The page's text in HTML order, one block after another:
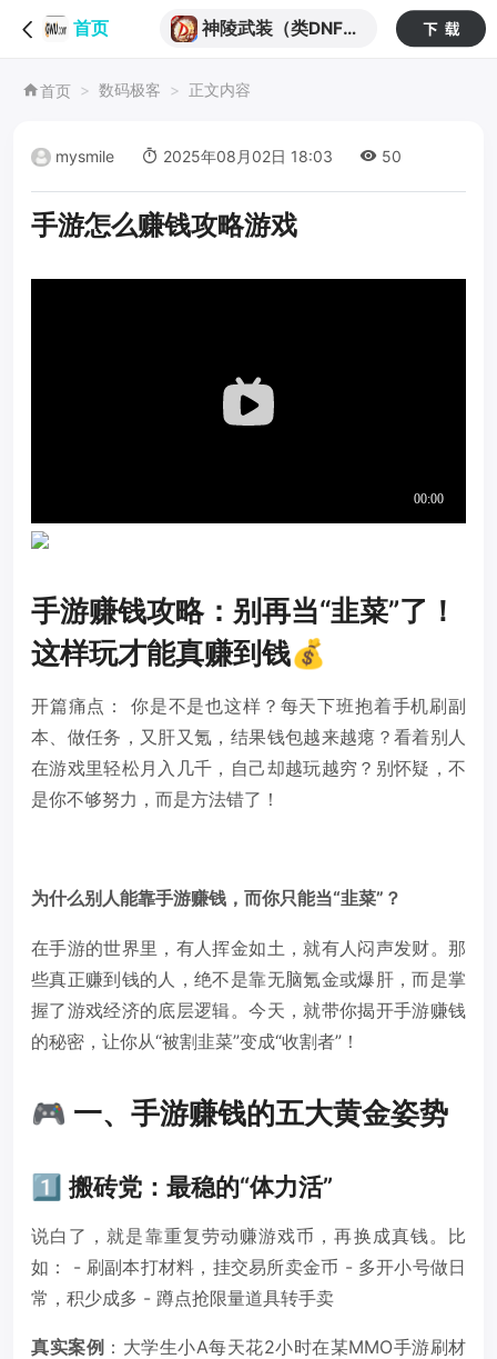
首页
神陵武装（类DNF）
首页 数码极客 正文内容
mysmile 2025年08月02日 18:03 50
手游怎么赚钱攻略游戏
手游赚钱攻略：别再当“韭菜”了！
这样玩才能真赚到钱💰
开篇痛点： 你是不是也这样？每天下班抱着手机刷副
本、做任务，又肝又氪，结果钱包越来越瘪？看着别人
在游戏里轻松月入几千，自己却越玩越穷？别怀疑，不
是你不够努力，而是方法错了！
为什么别人能靠手游赚钱，而你只能当“韭菜”？
在手游的世界里，有人挥金如土，就有人闷声发财。那
些真正赚到钱的人，绝不是靠无脑氪金或爆肝，而是掌
握了游戏经济的底层逻辑。今天，就带你揭开手游赚钱
的秘密，让你从“被割韭菜”变成“收割者”！
🎮 一、手游赚钱的五大黄金姿势
1️⃣ 搬砖党：最稳的“体力活”
说白了，就是靠重复劳动赚游戏币，再换成真钱。比
如： - 刷副本打材料，挂交易所卖金币 - 多开小号做日
常，积少成多 - 蹲点抢限量道具转手卖
真实案例 ：大学生小A每天花2小时在某MMO手游刷材